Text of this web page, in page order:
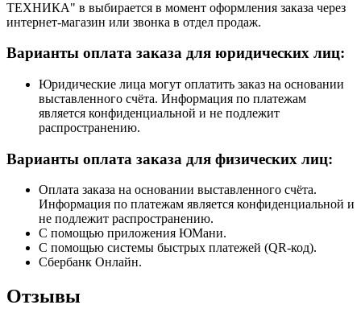
ТЕХНИКА" в выбирается в момент оформления заказа через
интернет-магазин или звонка в отдел продаж.
Варианты оплата заказа для юридических лиц:
Юридические лица могут оплатить заказ на основании
выставленного счёта. Информация по платежам
является конфиденциальной и не подлежит
распространению.
Варианты оплата заказа для физических лиц:
Оплата заказа на основании выставленного счёта.
Информация по платежам является конфиденциальной и
не подлежит распространению.
С помощью приложения ЮМани.
С помощью системы быстрых платежей (QR-код).
Сбербанк Онлайн.
Отзывы